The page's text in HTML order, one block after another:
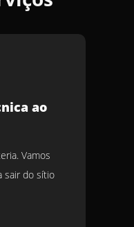
ao
Vamos
sair do sítio